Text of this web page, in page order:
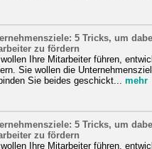
5 Tricks, um
zu fördern
Ihre Mitarbeiter führen,
Sie wollen die
Sie beides geschickt...
mehr
5 Tricks, um
zu fördern
Ihre Mitarbeiter führen,